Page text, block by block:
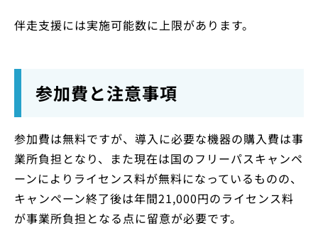
伴走支援には実施可能数に上限があります。
参加費と注意事項
参加費は無料ですが、導入に必要な機器の購入費は事
業所負担となり、また現在は国のフリーパスキャンペ
ーンによりライセンス料が無料になっているものの、
キャンペーン終了後は年間21,000円のライセンス料
が事業所負担となる点に留意が必要です。